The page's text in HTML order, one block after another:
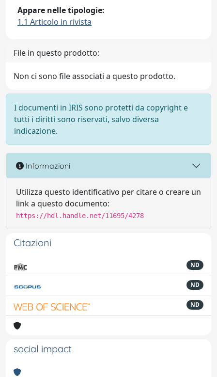
Appare nelle tipologie:
1.1 Articolo in rivista
File in questo prodotto:
Non ci sono file associati a questo prodotto.
I documenti in IRIS sono protetti da copyright e
tutti i diritti sono riservati, salvo diversa
indicazione.
Informazioni
Utilizza questo identificativo per citare o creare un
link a questo documento:
https://hdl.handle.net/11695/4278
Citazioni
ND
ND
ND
social impact